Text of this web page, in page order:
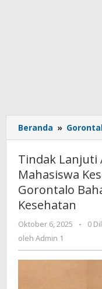
Beranda »
Tindak Lanjuti
Mahasiswa
Gorontalo
Kesehatan
Oktober 6, 2025
oleh
-
0
oleh Admin 1